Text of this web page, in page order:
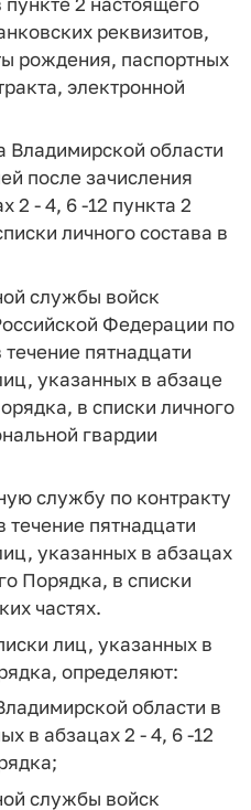
реквизитов,
рождения, паспортных
электронной
Владимирской области
после зачисления
2 - 4, 6 -12 пункта 2
личного состава в
службы войск
Федерации по
пятнадцати
указанных в абзаце
в списки личного
гвардии
службу по контракту
течение пятнадцати
указанных в абзацах
Порядка, в списки
частях.
лиц, указанных в
определяют:
области в
в абзацах 2 - 4, 6 -12
службы войск